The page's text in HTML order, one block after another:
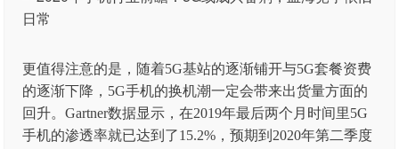
更值得注意的是，随着5G基站的逐渐铺开与5G套餐资费
的逐渐下降，5G手机的换机潮一定会带来出货量方面的
回升。Gartner数据显示，在2019年最后两个月时间里5G
手机的渗透率就已达到了15.2%，预期到2020年第二季度